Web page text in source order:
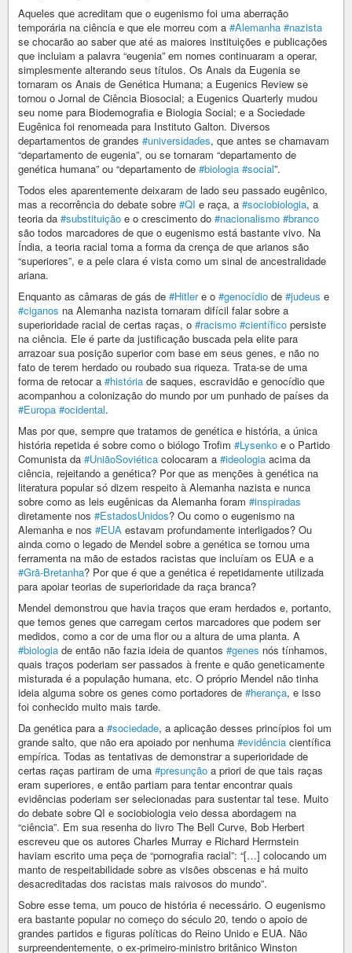
Aqueles que acreditam que o eugenismo foi uma aberração
temporária na ciência e que ele morreu com a #Alemanha #nazista
se chocarão ao saber que até as maiores instituições e publicações
que incluiam a palavra “eugenia” em nomes continuaram a operar,
simplesmente alterando seus títulos. Os Anais da Eugenia se
tornaram os Anais de Genética Humana; a Eugenics Review se
tornou o Jornal de Ciência Biosocial; a Eugenics Quarterly mudou
seu nome para Biodemografia e Biologia Social; e a Sociedade
Eugênica foi renomeada para Instituto Galton. Diversos
departamentos de grandes #universidades, que antes se chamavam
“departamento de eugenia”, ou se tornaram “departamento de
genética humana” ou “departamento de #biologia #social”.
Todos eles aparentemente deixaram de lado seu passado eugênico,
mas a recorrência do debate sobre #QI e raça, a #sociobiologia, a
teoria da #substituição e o crescimento do #nacionalismo #branco
são todos marcadores de que o eugenismo está bastante vivo. Na
Índia, a teoria racial toma a forma da crença de que arianos são
“superiores”, e a pele clara é vista como um sinal de ancestralidade
ariana.
Enquanto as câmaras de gás de #Hitlere o #genocídio de #judeus e
#ciganos na Alemanha nazista tornaram difícil falar sobre a
superioridade racial de certas raças, o #racismo #científico persiste
na ciência. Ele é parte da justificação buscada pela elite para
arrazoar sua posição superior com base em seus genes, e não no
fato de terem herdado ou roubado sua riqueza. Trata-se de uma
forma de retocar a #história de saques, escravidão e genocídio que
acompanhou a colonização do mundo por um punhado de países da
#Europa #ocidental.
Mas por que, sempre que tratamos de genética e história, a única
história repetida é sobre como o biólogo Trofim #Lysenko e o Partido
Comunista da #UniãoSoviética colocaram a #ideologia acima da
ciência, rejeitando a genética? Por que as menções à genética na
literatura popular só dizem respeito à Alemanha nazista e nunca
sobre como as leis eugênicas da Alemanha foram #inspiradas
diretamente nos #EstadosUnidos? Ou como o eugenismo na
Alemanha e nos #EUA estavam profundamente interligados? Ou
ainda como o legado de Mendel sobre a genética se tornou uma
ferramenta na mão de estados racistas que incluíam os EUA e a
#Grã-Bretanha? Por que é que a genética é repetidamente utilizada
para apoiar teorias de superioridade da raça branca?
Mendel demonstrou que havia traços que eram herdados e, portanto,
que temos genes que carregam certos marcadores que podem ser
medidos, como a cor de uma flor ou a altura de uma planta. A
#biologia de então não fazia ideia de quantos #genes nós tínhamos,
quais traços poderiam ser passados à frente e quão geneticamente
misturada é a população humana, etc. O próprio Mendel não tinha
ideia alguma sobre os genes como portadores de #herança, e isso
foi conhecido muito mais tarde.
Da genética para a #sociedade, a aplicação desses princípios foi um
grande salto, que não era apoiado por nenhuma #evidência científica
empírica. Todas as tentativas de demonstrar a superioridade de
certas raças partiram de uma #presunção a priori de que tais raças
eram superiores, e então partiam para tentar encontrar quais
evidências poderiam ser selecionadas para sustentar tal tese. Muito
do debate sobre QI e sociobiologia veio dessa abordagem na
“ciência”. Em sua resenha do livro The Bell Curve, Bob Herbert
escreveu que os autores Charles Murray e Richard Herrnstein
haviam escrito uma peça de “pornografia racial”: “[…] colocando um
manto de respeitabilidade sobre as visões obscenas e há muito
desacreditadas dos racistas mais raivosos do mundo”.
Sobre esse tema, um pouco de história é necessário. O eugenismo
era bastante popular no começo do século 20, tendo o apoio de
grandes partidos e figuras políticas do Reino Unido e EUA. Não
surpreendentemente, o ex-primeiro-ministro britânico Winston